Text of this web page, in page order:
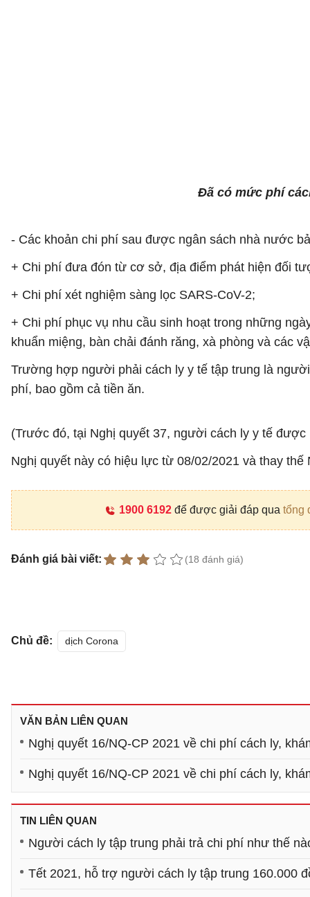
Đã có mức phí
- Các khoản chi phí sau được ngân sách nhà nước
+ Chi phí đưa đón từ cơ sở, địa điểm phát hiện đối
+ Chi phí xét nghiệm sàng lọc SARS-CoV-2;
+ Chi phí phục vụ nhu cầu sinh hoạt trong những
khuẩn miệng, bàn chải đánh răng, xà phòng và các
Trường hợp người phải cách ly y tế tập trung là
phí, bao gồm cả tiền ăn.
(Trước đó, tại Nghị quyết 37, người cách ly y tế
Nghị quyết này có hiệu lực từ 08/02/2021 và thay thế
1900 6192để được giải đáp qua tổng
Đánh giá bài viết: (18 đánh giá)
Chủ đề: dịch Corona
VĂN BẢN LIÊN QUAN
Nghị quyết 16/NQ-CP 2021 về chi phí cách ly,
Nghị quyết 16/NQ-CP 2021 về chi phí cách ly,
TIN LIÊN QUAN
Người cách ly tập trung phải trả chi phí như thế
Tết 2021, hỗ trợ người cách ly tập trung 160.000